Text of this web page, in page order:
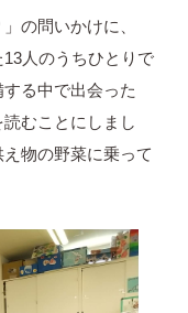
の問いかけに、
13人のうちひとりで
る中で出会った
むことにしまし
物の野菜に乗って